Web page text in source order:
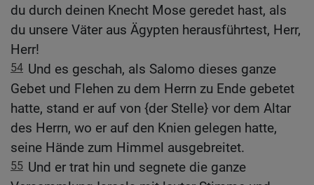
du durch deinen Knecht Mose geredet hast, als
du unsere Väter aus Ägypten herausführtest, Herr,
Herr!
54 Und es geschah, als Salomo dieses ganze
Gebet und Flehen zu dem Herrn zu Ende gebetet
hatte, stand er auf von {der Stelle} vor dem Altar
des Herrn, wo er auf den Knien gelegen hatte,
seine Hände zum Himmel ausgebreitet.
55 Und er trat hin und segnete die ganze